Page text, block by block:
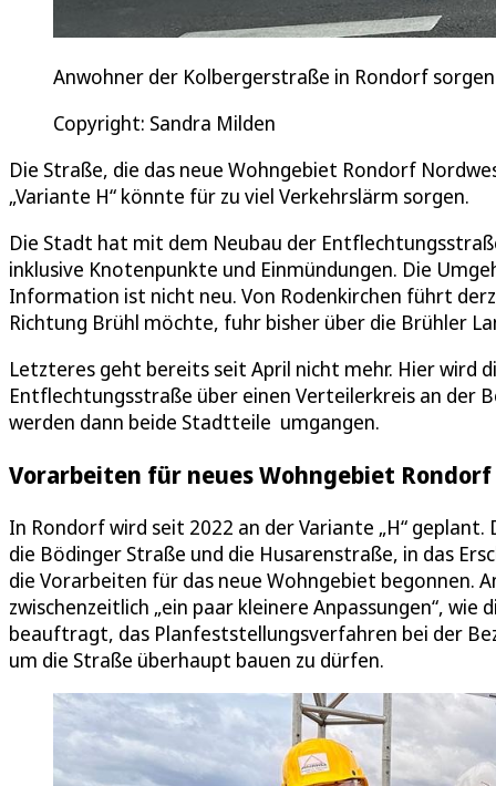
Anwohner der Kolbergerstraße in Rondorf
Copyright: Sandra Milden
Die Straße, die das neue Wohngebiet Rondorf
„Variante H“ könnte für zu viel Verkehrslärm sorgen.
Die Stadt hat mit dem Neubau der
inklusive Knotenpunkte und Einmündungen. Die
Information ist nicht neu. Von Rodenkirchen führt
Richtung Brühl möchte, fuhr bisher über die Brühler
Letzteres geht bereits seit April nicht mehr. Hier wird
Entflechtungsstraße über einen Verteilerkreis an der
werden dann beide Stadtteile umgangen.
Vorarbeiten für neues Wohngebiet
In Rondorf wird seit 2022 an der Variante „H“
die Bödinger Straße und die Husarenstraße, in das
die Vorarbeiten für das neue Wohngebiet begonnen.
zwischenzeitlich „ein paar kleinere Anpassungen“,
beauftragt, das Planfeststellungsverfahren bei der
um die Straße überhaupt bauen zu dürfen.